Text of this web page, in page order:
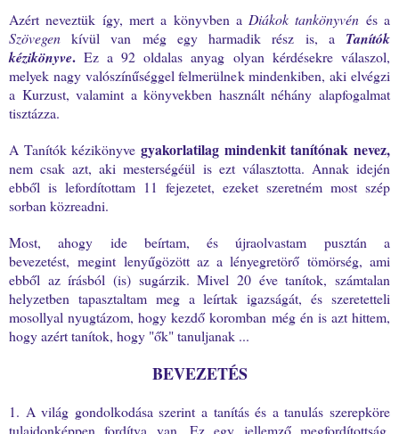
Azért neveztük így, mert a könyvben a Diákok tankönyvén és a
Szövegenkívül van még egy harmadik rész is, a Tanítók
kézikönyve. Ez a 92 oldalas anyag olyan kérdésekre válaszol,
melyek nagy valószínűséggel felmerülnek mindenkiben, aki elvégzi
a Kurzust, valamint a könyvekben használt néhány alapfogalmat
tisztázza.
A Tanítók kézikönyve gyakorlatilag mindenkit tanítónak nevez,
nem csak azt, aki mesterségéül is ezt választotta. Annak idején
ebből is lefordítottam 11 fejezetet, ezeket szeretném most szép
sorban közreadni.
Most, ahogy ide beírtam, és újraolvastam pusztán a
bevezetést, megint lenyűgözött az a lényegretörő tömörség, ami
ebből az írásból (is) sugárzik. Mivel 20 éve tanítok, számtalan
helyzetben tapasztaltam meg a leírtak igazságát, és szeretetteli
mosollyal nyugtázom, hogy kezdő koromban még én is azt hittem,
hogy azért tanítok, hogy "ők" tanuljanak ...
BEVEZETÉS
1. A világ gondolkodása szerint a tanítás és a tanulás szerepköre
tulajdonképpen fordítva van. Ez egy jellemző megfordítottság.